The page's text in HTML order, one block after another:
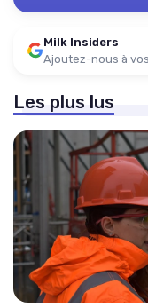
Milk Insiders
Ajoutez-nous à
Les plus lus